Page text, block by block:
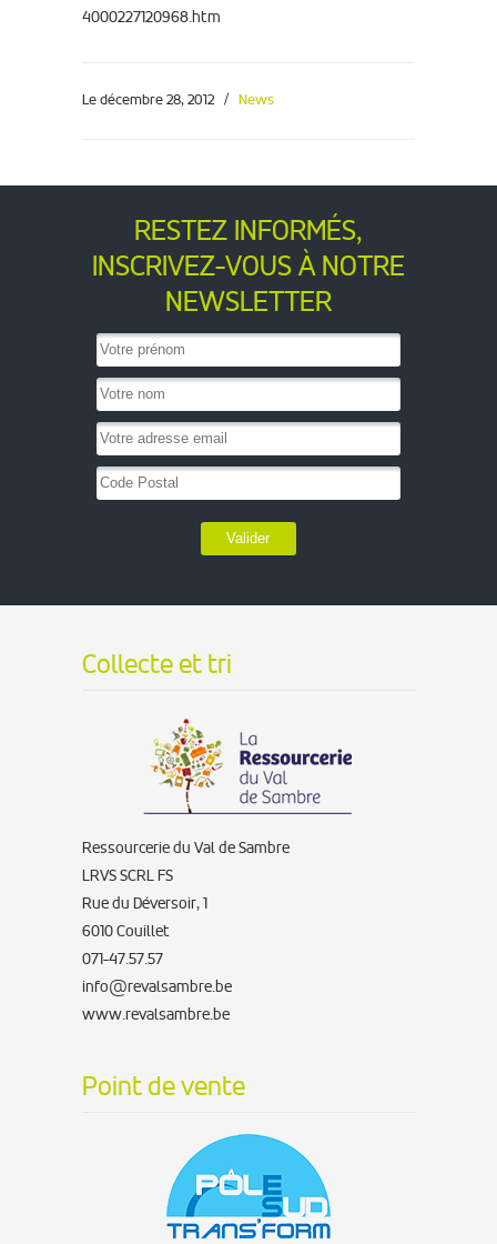
4000227120968.htm
Le décembre 28, 2012 / News
RESTEZ INFORMÉS,
INSCRIVEZ-VOUS À NOTRE
NEWSLETTER
Valider
Collecte et tri
Ressourcerie du Val de Sambre
LRVS SCRL FS
Rue du Déversoir, 1
6010 Couillet
071-47.57.57
info@revalsambre.be
www.revalsambre.be
Point de vente